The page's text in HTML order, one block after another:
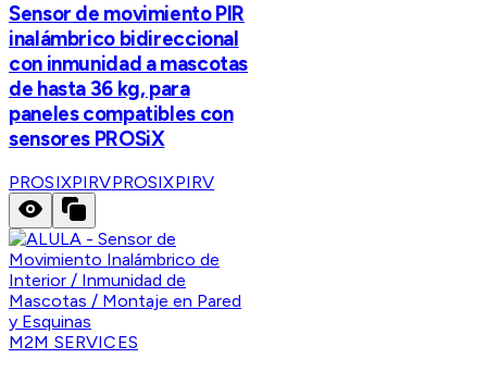
Sensor de movimiento PIR
inalámbrico bidireccional
con inmunidad a mascotas
de hasta 36 kg, para
paneles compatibles con
sensores PROSiX
PROSIXPIRVPROSIXPIRV
M2M SERVICES